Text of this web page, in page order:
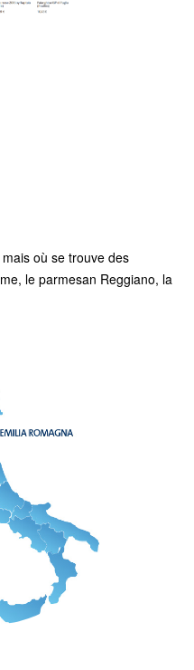
où se trouve des
le parmesan Reggiano, la